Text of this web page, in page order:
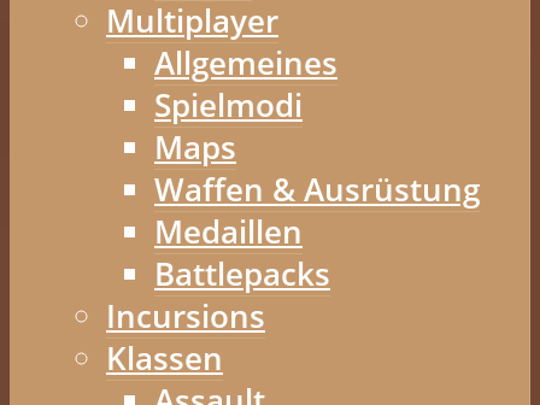
Multiplayer
Allgemeines
Spielmodi
Maps
Waffen & Ausrüstung
Medaillen
Battlepacks
Incursions
Klassen